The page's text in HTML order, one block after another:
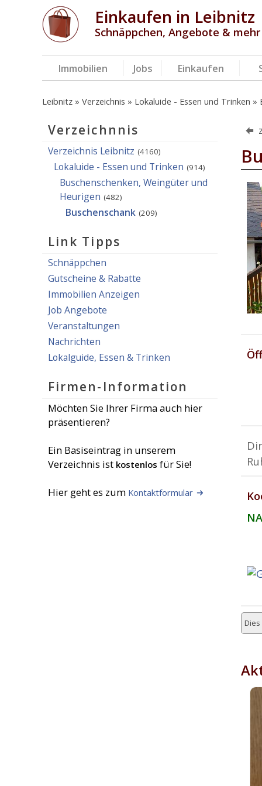
Einkaufen in Leibnitz
Schnäppchen, Angebote & mehr
Immobilien Jobs Einkaufen
Leibnitz Verzeichnis Lokaluide - Essen und Trinken
Verzeichnnis
Verzeichnis Leibnitz (4160)
Lokaluide - Essen und Trinken (914)
Buschenschenken, Weingüter und
Heurigen (482)
Buschenschank (209)
Link Tipps
Schnäppchen
Gutscheine & Rabatte
Immobilien Anzeigen
Job Angebote
Veranstaltungen
Nachrichten
Lokalguide, Essen & Trinken
Firmen-Information
Möchten Sie Ihrer Firma auch hier
präsentieren?
Ein Basiseintrag in unserem
Verzeichnis ist kostenlos für Sie!
Hier geht es zum Kontaktformular